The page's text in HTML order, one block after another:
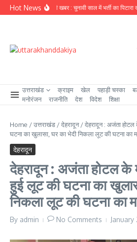
Skip to content
Hot News
उत्तराखंड से बड़ी खबर : चुनावी साल में भर्ती का पिटारा
उत्तराखंड क्राइम खेल पहाड़ी चस्का
मनोरंजन
राजनीति देश विदेश शिक्षा
Home /उत्तराखंड /देहरादून/देहरादून : अजंता
घटना का खुलासा, घर का भेदी निकला लूट की घटना का
देहरादून
देहरादून : अजंता होटल के
हुई लूट की घटना का
निकला लूट की घटना का
By admin No Comments January